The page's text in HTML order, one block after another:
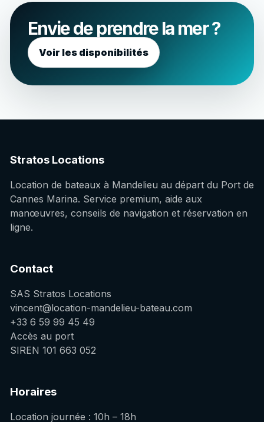
Envie de prendre la mer ?
Voir les disponibilités
Stratos Locations
Location de bateaux à Mandelieu au départ du Port de
Cannes Marina. Service premium, aide aux
manœuvres, conseils de navigation et réservation en
ligne.
Contact
SAS Stratos Locations
vincent@location-mandelieu-bateau.com
+33 6 59 99 45 49
Accès au port
SIREN 101 663 052
Horaires
Location journée : 10h – 18h